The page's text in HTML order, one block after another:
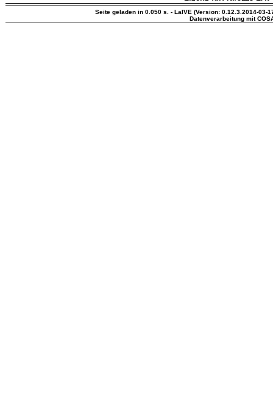
Seite geladen in 0.050 s. - LaIVE (Version: 0.12.3.2014-03-
Datenverarbeitung mit